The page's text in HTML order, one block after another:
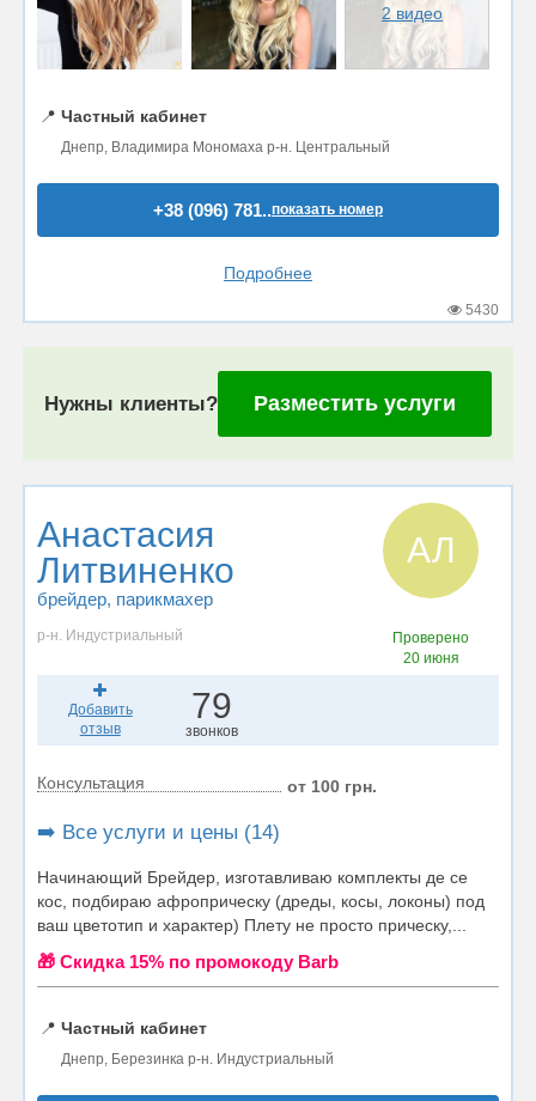
2 видео
📍 Частный кабинет
Днепр, Владимира Мономаха р-н. Центральный
+38 (096) 781..показать номер
Подробнее
5430
Нужны клиенты? Разместить услуги
Анастасия
Литвиненко
брейдер, парикмахер
АЛ
р-н. Индустриальный
Проверено
20 июня
Добавить
отзыв
79
звонков
Консультация от 100 грн.
➡️ Все услуги и цены (14)
Начинающий Брейдер, изготавливаю комплекты де се
кос, подбираю афроприческу (дреды, косы, локоны) под
ваш цветотип и характер) Плету не просто прическу,...
🎁 Cкидка 15% по промокоду Barb
📍 Частный кабинет
Днепр, Березинка р-н. Индустриальный